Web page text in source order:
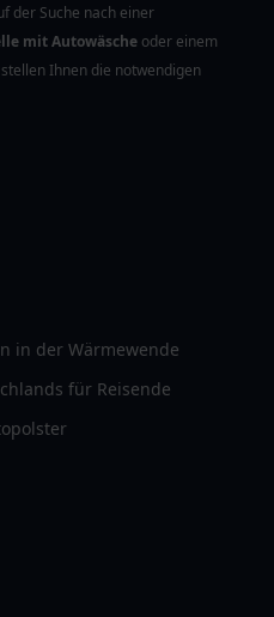
der Suche nach einer
mit Autowäsche oder einem
Ihnen die notwendigen
in der Wärmewende
für Reisende